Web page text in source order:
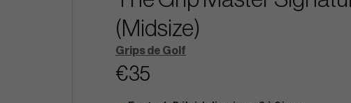
(Midsize)
Grips de Golf
€35